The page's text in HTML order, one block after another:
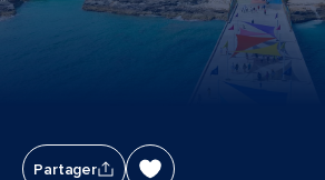
Partager